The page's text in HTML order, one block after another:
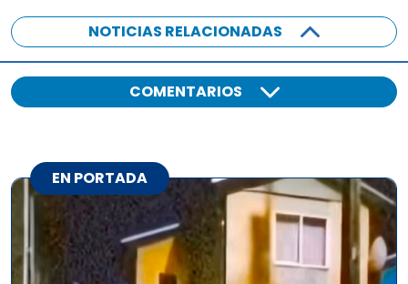
NOTICIAS RELACIONADAS
COMENTARIOS
EN PORTADA